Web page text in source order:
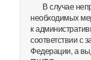
В случае
необходимых
к
соответствии с
Федерации, а